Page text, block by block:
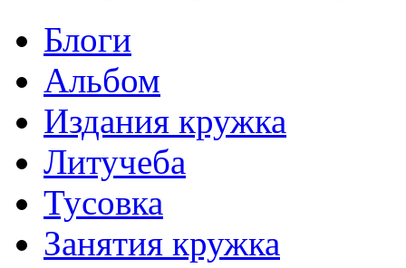
Блоги
Альбом
Издания кружка
Литучеба
Тусовка
Занятия кружка